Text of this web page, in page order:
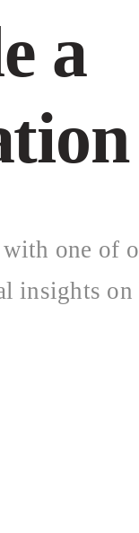
a
one of
insights